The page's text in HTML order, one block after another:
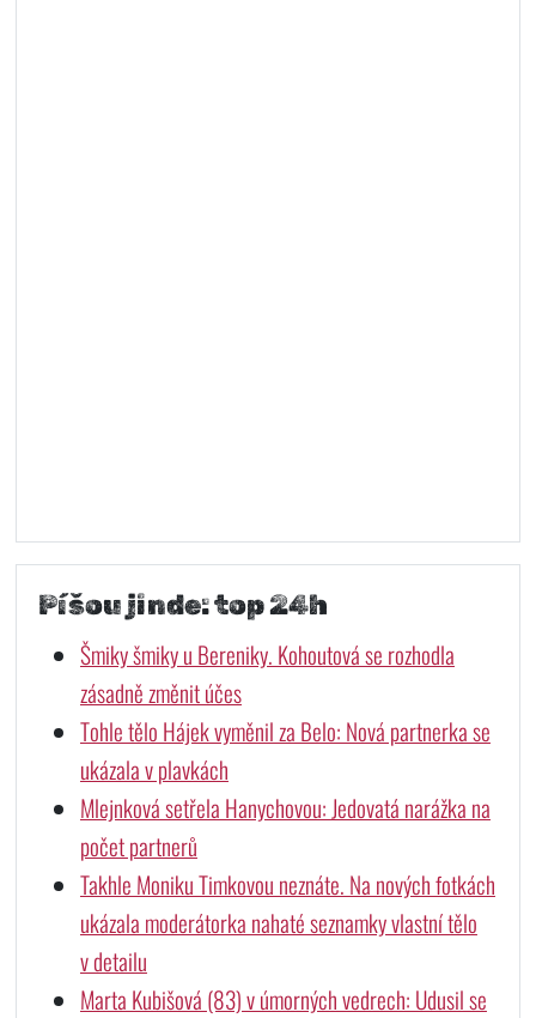
Píšou jinde: top 24h
Šmiky šmiky u Bereniky. Kohoutová se rozhodla
zásadně změnit účes
Tohle tělo Hájek vyměnil za Belo: Nová partnerka se
ukázala v plavkách
Mlejnková setřela Hanychovou: Jedovatá narážka na
počet partnerů
Takhle Moniku Timkovou neznáte. Na nových fotkách
ukázala moderátorka nahaté seznamky vlastní tělo
v detailu
Marta Kubišová (83) v úmorných vedrech: Udusil se